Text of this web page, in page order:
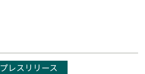
プレスリリース